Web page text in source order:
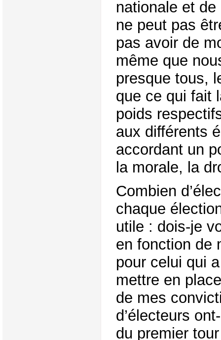
nationale et de
ne peut pas
pas avoir de
même que
presque tous,
que ce qui fait
poids
aux différents
accordant un
la morale, la
Combien
chaque
utile : dois-je
en fonction de
pour celui qui
mettre en
de mes
d’électeurs
du premier